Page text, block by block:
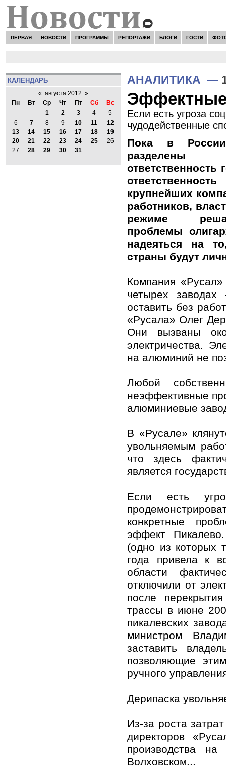
ПЕРВАЯ НОВОСТИ ПРОГРАММЫ РЕПОРТАЖИ БЛОГИ ГОСТИ
КАЛЕНДАРЬ
« августа 2012 »
Пн
Вт Ср Чт Пт Сб
Вс
1
2 3 4
5
6
7 8 9 10 11
12
13
14 15 16 17 18
19
20
21 22 23 24 25
26
27
28 29 30 31
АНАЛИТИКА —
Если есть угроза
чудодейственные
Пока в
ответственность
крупнейших
работников,
режиме
проблемы
надеяться на
страны будут
Компания
четырех
оставить без
«Русала» Олег
Они вызваны
электричества.
на алюминий не
Любой
неэффективные
алюминиевые
В «Русале»
увольняемым
что здесь
является
Если есть
конкретные
эффект
(одно из которых
года привела к
области
отключили от
после
трассы в июне
пикалевских
министром
заставить
позволяющие
ручного
Дерипаска
Из-за роста
директоров
производства
Волховском...